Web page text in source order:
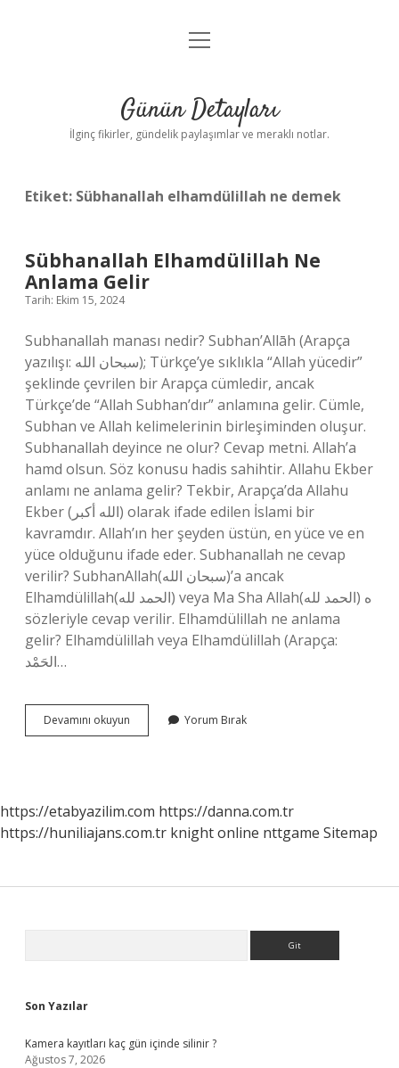
Gizlilik Politikası
Yasal Uyarı
menüyü
Günün Detayları
İlginç fikirler, gündelik paylaşımlar ve meraklı notlar.
Etiket: Sübhanallah elhamdülillah ne demek
Sübhanallah Elhamdülillah Ne
Anlama Gelir
Tarih: Ekim 15, 2024
Subhanallah manası nedir? Subhan’Allāh (Arapça
yazılışı: سبحان الله); Türkçe’ye sıklıkla “Allah yücedir”
şeklinde çevrilen bir Arapça cümledir, ancak
Türkçe’de “Allah Subhan’dır” anlamına gelir. Cümle,
Subhan ve Allah kelimelerinin birleşiminden oluşur.
Subhanallah deyince ne olur? Cevap metni. Allah’a
hamd olsun. Söz konusu hadis sahihtir. Allahu Ekber
anlamı ne anlama gelir? Tekbir, Arapça’da Allahu
Ekber (الله أكبر) olarak ifade edilen İslami bir
kavramdır. Allah’ın her şeyden üstün, en yüce ve en
yüce olduğunu ifade eder. Subhanallah ne cevap
verilir? SubhanAllah(سبحان الله‎)’a ancak
Elhamdülillah(الحمد لله) veya Ma Sha Allah(الحمد لله‎) ه
sözleriyle cevap verilir. Elhamdülillah ne anlama
gelir? Elhamdülillah veya Elhamdülillah (Arapça:
الحَمْد…
Devamını okuyun Sübhanallah
Elhamdülillah
Yorum Bırak
https://etabyazilim.com https://danna.com.tr
https://huniliajans.com.tr knight online nttgame Sitemap
Son Yazılar
Kamera kayıtları kaç gün içinde silinir ?
Ağustos 7, 2026